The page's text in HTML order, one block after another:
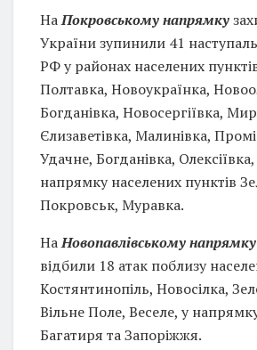
НаПокровському напрямку
України зупинили 41
РФ у районах населених
Полтавка, Новоукраїнка,
Богданівка, Новосергіївка,
Єлизаветівка, Малинівка,
Удачне, Богданівка,
напрямку населених пунктів
Покровськ, Муравка.
НаНовопавлівському напрямку
відбили 18 атак поблизу
Костянтинопіль, Новосілка,
Вільне Поле, Веселе, у
Багатиря та Запоріжжя.